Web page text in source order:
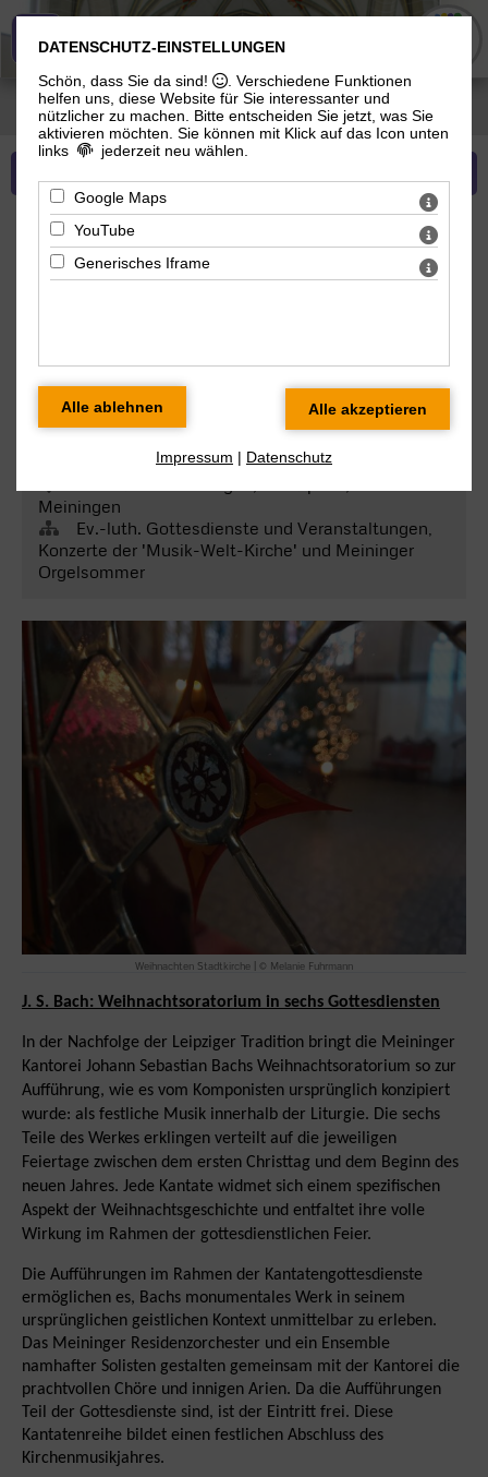
Evangelisch-Lutherische Gemeinde
Sie sind hier:Evangelisch-Lutherische Gemeinde>Gottesdienste> Ev.-luth.
Gottesdienste und Veranstaltungen
Veranstaltungsdetails
WEIHNACHTSORATORIUM
Teil 6 „Herr, wenn die stolzen Feinde
schnauben“
Sonntag 03.01.2027 10 Uhr
Meiningen
Ev.-luth. Gottesdienste und Veranstaltungen,
Konzerte der 'Musik-Welt-Kirche' und Meininger
Orgelsommer
Weihnachten Stadtkirche | © Melanie Fuhrmann
J. S. Bach: Weihnachtsoratorium in sechs Gottesdiensten
In der Nachfolge der Leipziger Tradition bringt die Meininger
Kantorei Johann Sebastian Bachs Weihnachtsoratorium so zur
Aufführung, wie es vom Komponisten ursprünglich konzipiert
wurde: als festliche Musik innerhalb der Liturgie. Die sechs
Teile des Werkes erklingen verteilt auf die jeweiligen
Feiertage zwischen dem ersten Christtag und dem Beginn des
neuen Jahres. Jede Kantate widmet sich einem spezifischen
Aspekt der Weihnachtsgeschichte und entfaltet ihre volle
Wirkung im Rahmen der gottesdienstlichen Feier.
Die Aufführungen im Rahmen der Kantatengottesdienste
ermöglichen es, Bachs monumentales Werk in seinem
ursprünglichen geistlichen Kontext unmittelbar zu erleben.
Das Meininger Residenzorchester und ein Ensemble
namhafter Solisten gestalten gemeinsam mit der Kantorei die
prachtvollen Chöre und innigen Arien. Da die Aufführungen
Teil der Gottesdienste sind, ist der Eintritt frei. Diese
Kantatenreihe bildet einen festlichen Abschluss des
Kirchenmusikjahres.
DATENSCHUTZ-EINSTELLUNGEN
Schön, dass Sie da sind!
. Verschiedene Funktionen
helfen uns, diese Website für Sie interessanter und
nützlicher zu machen.
Bitte entscheiden Sie jetzt, was Sie
aktivieren möchten. Sie können mit Klick auf das Icon unten
links
jederzeit neu wählen.
Google Maps
YouTube
Generisches Iframe
Impressum | Datenschutz